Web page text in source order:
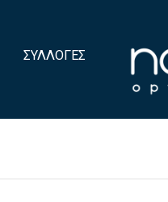
ΣΥΛΛΟΓΈΣ